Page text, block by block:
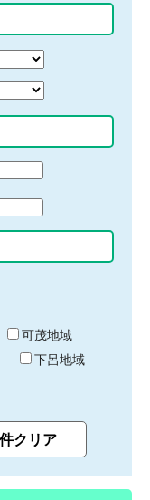
可茂地域
下呂地域